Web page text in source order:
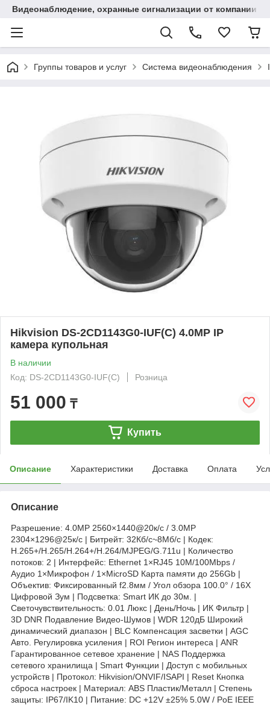
Видеонаблюдение, охранные сигнализации от компании
Группы товаров и услуг Система видеонаблюдения
Hikvision DS-2CD1143G0-IUF(C) 4.0MP IP
камера купольная
В наличии
Код: DS-2CD1143G0-IUF(C)
Розница
51 000 ₸
Купить
Описание Характеристики Доставка Оплата
Описание
Разрешение: 4.0MP 2560×1440@20к/с / 3.0MP
2304×1296@25к/с | Битрейт: 32Кб/с~8Мб/с | Кодек:
H.265+/H.265/H.264+/H.264/MJPEG/G.711u | Количество
потоков: 2 | Интерфейс: Ethernet 1×RJ45 10M/100Mbps /
Аудио 1×Микрофон / 1×MicroSD Карта памяти до 256Gb |
Объектив: Фиксированный f2.8мм / Угол обзора 100.0° / 16X
Цифровой Зум | Подсветка: Smart ИК до 30м. |
Светочувствительность: 0.01 Люкс | День/Ночь | ИК Фильтр |
3D DNR Подавление Видео-Шумов | WDR 120дБ Широкий
динамический диапазон | BLC Компенсация засветки | AGC
Авто. Регулировка усиления | ROI Регион интереса | ANR
Гарантированное сетевое хранение | NAS Поддержка
сетевого хранилища | Smart Функции | Доступ с мобильных
устройств | Протокол: Hikvision/ONVIF/ISAPI | Reset Кнопка
сброса настроек | Материал: ABS Пластик/Металл | Степень
защиты: IP67/IK10 | Питание: DC +12V ±25% 5.0W / PoE IEEE